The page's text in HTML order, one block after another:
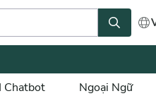
Chatbot Ngoại Ngữ